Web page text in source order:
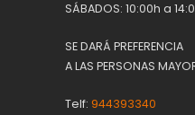
SÁBADOS: 10:00h a
SE DARÁ PREFERENCIA
A LAS PERSONAS
Telf:944393340